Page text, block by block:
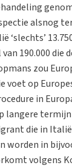
alsnog
‘slechts’
190.000 die
zou
voet op
in
langere
die in
worden in
volgens